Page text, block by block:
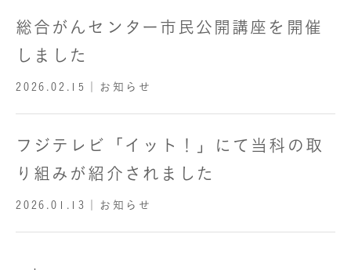
総合がんセンター市民公開講座を開催
しました
2026.02.15 ｜お知らせ
フジテレビ「イット！」にて当科の取
り組みが紹介されました
2026.01.13 ｜お知らせ